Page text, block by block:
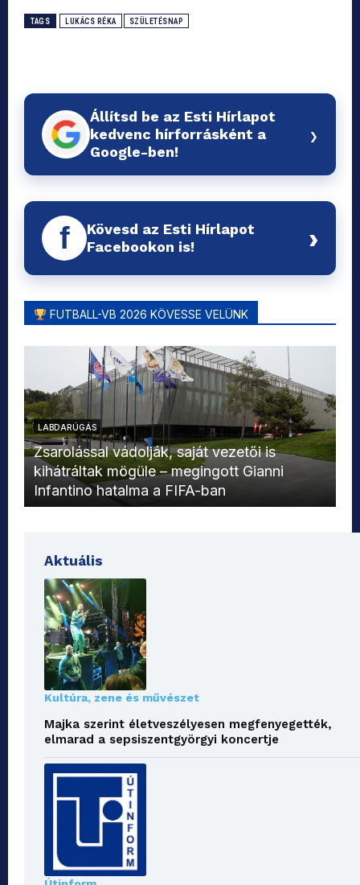
TAGS LUKÁCS RÉKA SZÜLETÉSNAP
Állítsd be az Esti Hírlapot
kedvenc hírforrásként a
Google-ben!
›
f
Kövesd az Esti Hírlapot
Facebookon is!
›
FUTBALL-VB 2026 KÖVESSE VELÜNK
LABDARÚGÁS
Zsarolással vádolják, saját vezetői is
kihátráltak mögüle – megingott Gianni
Infantino hatalma a FIFA-ban
Aktuális
Kultúra, zene és művészet
Majka szerint életveszélyesen megfenyegették,
elmarad a sepsiszentgyörgyi koncertje